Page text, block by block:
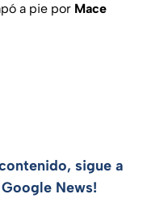
a pie por Mace
sigue a
News!